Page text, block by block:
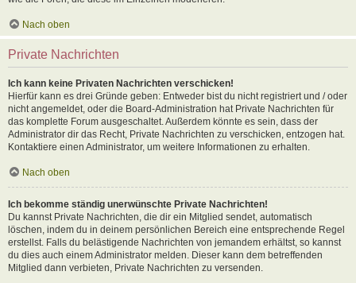
Nach oben
Private Nachrichten
Ich kann keine Privaten Nachrichten verschicken!
Hierfür kann es drei Gründe geben: Entweder bist du nicht registriert und / oder
nicht angemeldet, oder die Board-Administration hat Private Nachrichten für
das komplette Forum ausgeschaltet. Außerdem könnte es sein, dass der
Administrator dir das Recht, Private Nachrichten zu verschicken, entzogen hat.
Kontaktiere einen Administrator, um weitere Informationen zu erhalten.
Nach oben
Ich bekomme ständig unerwünschte Private Nachrichten!
Du kannst Private Nachrichten, die dir ein Mitglied sendet, automatisch
löschen, indem du in deinem persönlichen Bereich eine entsprechende Regel
erstellst. Falls du belästigende Nachrichten von jemandem erhältst, so kannst
du dies auch einem Administrator melden. Dieser kann dem betreffenden
Mitglied dann verbieten, Private Nachrichten zu versenden.